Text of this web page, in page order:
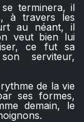
terminera, il
à travers les
au néant, il
veut bien lui
ce fut sa
serviteur,
de la vie
ses formes,
demain, le